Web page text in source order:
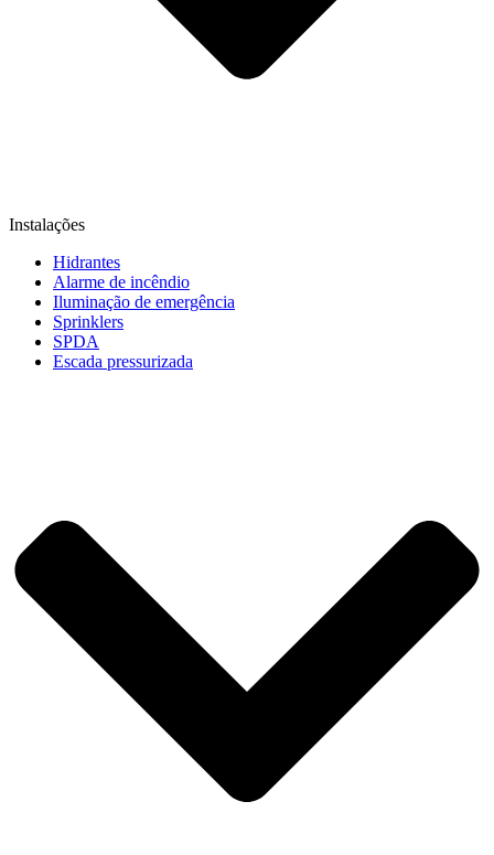
Instalações
Hidrantes
Alarme de incêndio
Iluminação de emergência
Sprinklers
SPDA
Escada pressurizada